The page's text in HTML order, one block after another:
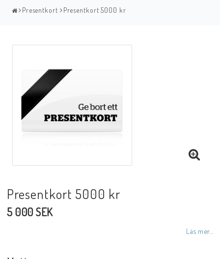
Presentkort Presentkort 5000 kr
Presentkort 5000 kr
5 000 SEK
Läs mer...